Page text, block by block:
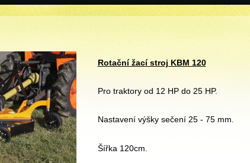
Rotační žací stroj KBM 120
Pro traktory od 12 HP do 25 HP.
Nastavení výšky sečení 25 - 75 mm.
Šířka 120cm.